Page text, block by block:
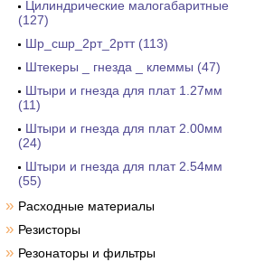
Цилиндрические малогабаритные
(127)
Шр_сшр_2рт_2ртт (113)
Штекеры _ гнезда _ клеммы (47)
Штыри и гнезда для плат 1.27мм
(11)
Штыри и гнезда для плат 2.00мм
(24)
Штыри и гнезда для плат 2.54мм
(55)
» Расходные материалы
» Резисторы
» Резонаторы и фильтры